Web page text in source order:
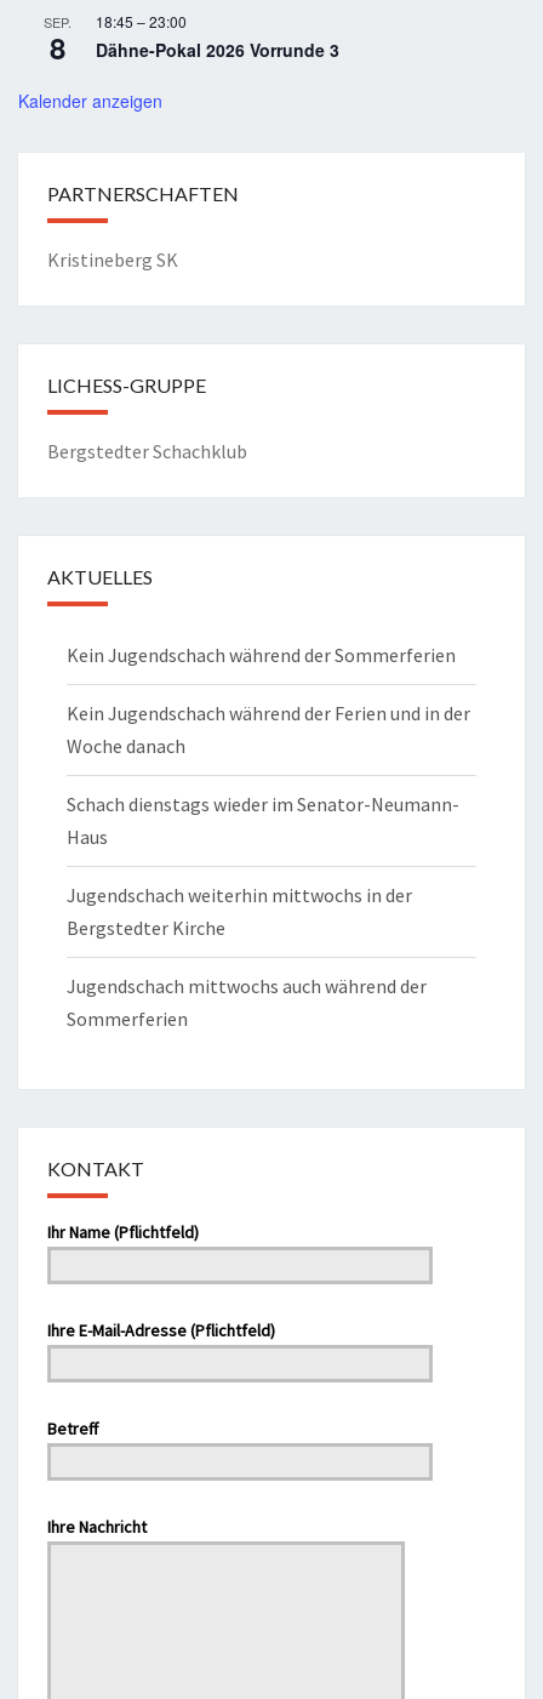
SEP.
8
18:45 –23:00
Dähne-Pokal 2026 Vorrunde 3
Kalender anzeigen
PARTNERSCHAFTEN
Kristineberg SK
LICHESS-GRUPPE
Bergstedter Schachklub
AKTUELLES
Kein Jugendschach während der Sommerferien
Kein Jugendschach während der Ferien und in der
Woche danach
Schach dienstags wieder im Senator-Neumann-
Haus
Jugendschach weiterhin mittwochs in der
Bergstedter Kirche
Jugendschach mittwochs auch während der
Sommerferien
KONTAKT
Bitte lasse dieses Feld leer.
Ihr Name (Pflichtfeld)
Ihre E-Mail-Adresse (Pflichtfeld)
Bitte lasse dieses Feld leer.
Betreff
Bitte lasse dieses Feld leer.
Ihre Nachricht